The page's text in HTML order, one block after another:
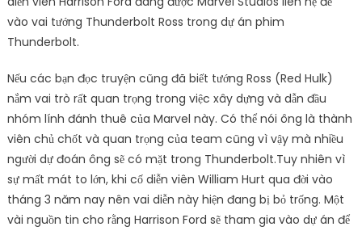
vào vai tướng Thunderbolt Ross trong dự án phim
Thunderbolt.
Nếu các bạn đọc truyện cũng đã biết tướng Ross (Red Hulk)
nắm vai trò rất quan trọng trong việc xây dựng và dẫn đầu
nhóm lính đánh thuê của Marvel này. Có thể nói ông là thành
viên chủ chốt và quan trọng của team cũng vì vậy mà nhiều
người dự đoán ông sẽ có mặt trong Thunderbolt.Tuy nhiên vì
sự mất mát to lớn, khi cố diễn viên William Hurt qua đời vào
tháng 3 năm nay nên vai diễn này hiện đang bị bỏ trống. Một
vài nguồn tin cho rằng Harrison Ford sẽ tham gia vào dự án để